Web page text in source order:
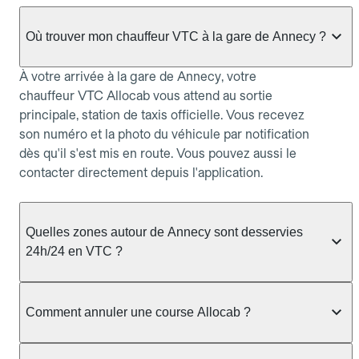
Où trouver mon chauffeur VTC à la gare de Annecy ?
À votre arrivée à la gare de Annecy, votre
chauffeur VTC Allocab vous attend au sortie
principale, station de taxis officielle. Vous recevez
son numéro et la photo du véhicule par notification
dès qu'il s'est mis en route. Vous pouvez aussi le
contacter directement depuis l'application.
Quelles zones autour de Annecy sont desservies
24h/24 en VTC ?
communes voisines : Annecy, Sevrier, Pringy,
sur réservation. Pour les trajets de nuit (entre 22h
Comment annuler une course Allocab ?